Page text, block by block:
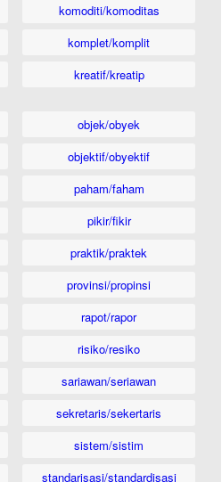
komoditi/komoditas
komplet/komplit
kreatif/kreatip
objek/obyek
objektif/obyektif
paham/faham
pikir/fikir
praktik/praktek
provinsi/propinsi
rapot/rapor
risiko/resiko
sariawan/seriawan
sekretaris/sekertaris
sistem/sistim
standarisasi/standardisasi